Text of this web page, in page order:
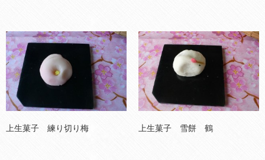
上生菓子 練り切り梅 上生菓子 雪餅 鶴